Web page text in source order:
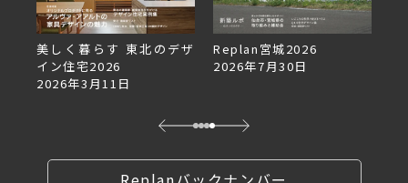
美しく暮らす 東北のデザ
イン住宅2026
2026年3月11日
Replan宮城2026
2026年7月30日